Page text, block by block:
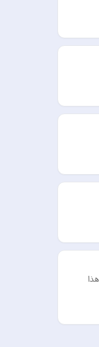
هذا